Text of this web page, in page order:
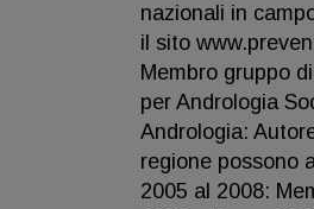
nazionali in
il sito
Membro gruppo
per Andrologia
Andrologia:
regione possono
2005 al 2008: